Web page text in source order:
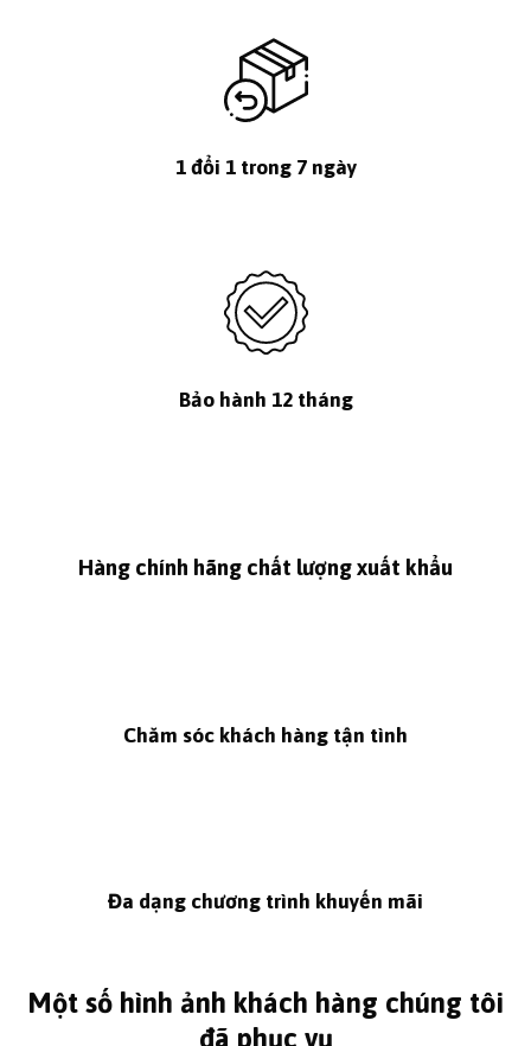
1 đổi 1 trong 7 ngày
Bảo hành 12 tháng
Hàng chính hãng chất lượng xuất khẩu
Chăm sóc khách hàng tận tình
Đa dạng chương trình khuyến mãi
Một số hình ảnh khách hàng chúng tôi
đã phục vụ